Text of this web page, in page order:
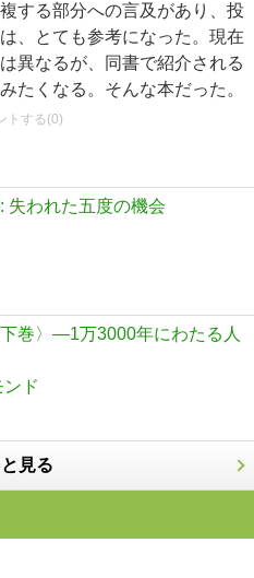
する部分への言及があり、投
、とても参考になった。現在
異なるが、同書で紹介される
たくなる。そんな本だった。
トする(0)
失われた五度の機会
巻〉―1万3000年にわたる人
ド
見る